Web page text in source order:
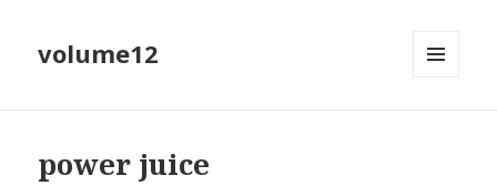
volume12
power juice